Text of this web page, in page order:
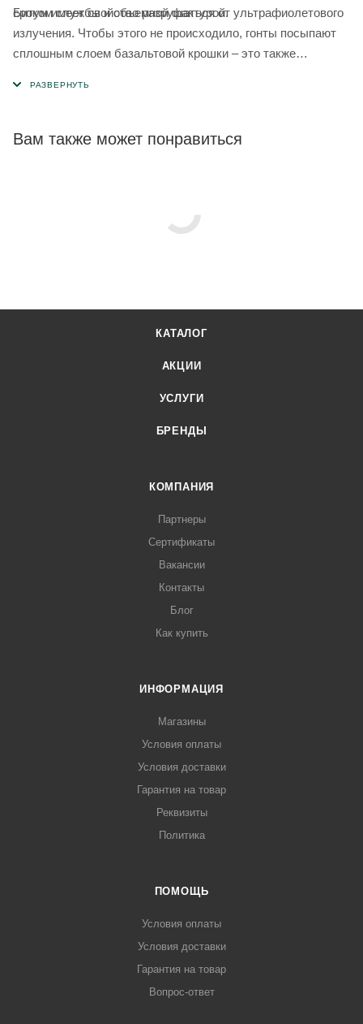
сроком службы и объемной фактурой.
Битум имеет свойство разрушаться от ультрафиолетового
излучения. Чтобы этого не происходило, гонты посыпают
сплошным слоем базальтовой крошки – это также
сохранять стойкость цвета кровли на долгие годы.
Вам также может понравиться
КАТАЛОГ
АКЦИИ
УСЛУГИ
БРЕНДЫ
КОМПАНИЯ
Партнеры
Сертификаты
Вакансии
Контакты
Блог
Как купить
ИНФОРМАЦИЯ
Магазины
Условия оплаты
Условия доставки
Гарантия на товар
Реквизиты
Политика
ПОМОЩЬ
Условия оплаты
Условия доставки
Гарантия на товар
Вопрос-ответ